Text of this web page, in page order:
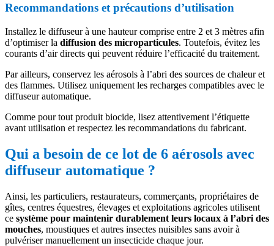
Recommandations et précautions d’utilisation
Installez le diffuseur à une hauteur comprise entre 2 et 3 mètres afin
d’optimiser la diffusion des microparticules. Toutefois, évitez les
courants d’air directs qui peuvent réduire l’efficacité du traitement.
Par ailleurs, conservez les aérosols à l’abri des sources de chaleur et
des flammes. Utilisez uniquement les recharges compatibles avec le
diffuseur automatique.
Comme pour tout produit biocide, lisez attentivement l’étiquette
avant utilisation et respectez les recommandations du fabricant.
Qui a besoin de ce lot de 6 aérosols avec
diffuseur automatique ?
Ainsi, les particuliers, restaurateurs, commerçants, propriétaires de
gîtes, centres équestres, élevages et exploitations agricoles utilisent
ce système pour maintenir durablement leurs locaux à l’abri des
mouches, moustiques et autres insectes nuisibles sans avoir à
pulvériser manuellement un insecticide chaque jour.